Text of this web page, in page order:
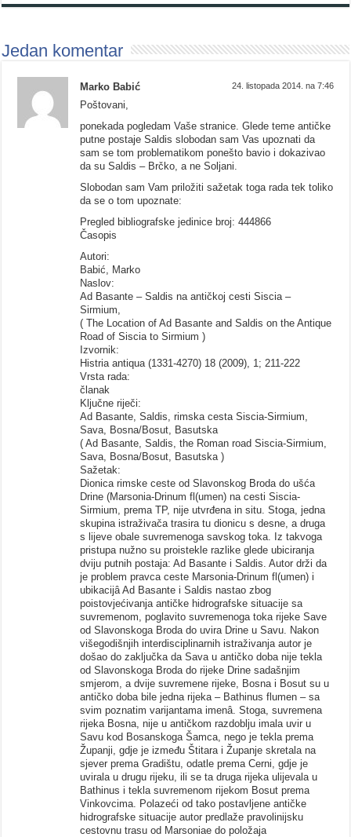
Jedan komentar
Marko Babić 24. listopada 2014. na 7:46
Poštovani,
ponekada pogledam Vaše stranice. Glede teme antičke
putne postaje Saldis slobodan sam Vas upoznati da
sam se tom problematikom ponešto bavio i dokazivao
da su Saldis – Brčko, a ne Soljani.
Slobodan sam Vam priložiti sažetak toga rada tek toliko
da se o tom upoznate:
Pregled bibliografske jedinice broj: 444866
Časopis
Autori:
Babić, Marko
Naslov:
Ad Basante – Saldis na antičkoj cesti Siscia –
Sirmium,
( The Location of Ad Basante and Saldis on the Antique
Road of Siscia to Sirmium )
Izvornik:
Histria antiqua (1331-4270) 18 (2009), 1; 211-222
Vrsta rada:
članak
Ključne riječi:
Ad Basante, Saldis, rimska cesta Siscia-Sirmium,
Sava, Bosna/Bosut, Basutska
( Ad Basante, Saldis, the Roman road Siscia-Sirmium,
Sava, Bosna/Bosut, Basutska )
Sažetak:
Dionica rimske ceste od Slavonskog Broda do ušća
Drine (Marsonia-Drinum fl(umen) na cesti Siscia-
Sirmium, prema TP, nije utvrđena in situ. Stoga, jedna
skupina istraživača trasira tu dionicu s desne, a druga
s lijeve obale suvremenoga savskog toka. Iz takvoga
pristupa nužno su proistekle razlike glede ubiciranja
dviju putnih postaja: Ad Basante i Saldis. Autor drži da
je problem pravca ceste Marsonia-Drinum fl(umen) i
ubikacijâ Ad Basante i Saldis nastao zbog
poistovjećivanja antičke hidrografske situacije sa
suvremenom, poglavito suvremenoga toka rijeke Save
od Slavonskoga Broda do uvira Drine u Savu. Nakon
višegodišnjih interdisciplinarnih istraživanja autor je
došao do zaključka da Sava u antičko doba nije tekla
od Slavonskoga Broda do rijeke Drine sadašnjim
smjerom, a dvije suvremene rijeke, Bosna i Bosut su u
antičko doba bile jedna rijeka – Bathinus flumen – sa
svim poznatim varijantama imenâ. Stoga, suvremena
rijeka Bosna, nije u antičkom razdoblju imala uvir u
Savu kod Bosanskoga Šamca, nego je tekla prema
Županji, gdje je između Štitara i Županje skretala na
sjever prema Gradištu, odatle prema Cerni, gdje je
uvirala u drugu rijeku, ili se ta druga rijeka ulijevala u
Bathinus i tekla suvremenom rijekom Bosut prema
Vinkovcima. Polazeći od tako postavljene antičke
hidrografske situacije autor predlaže pravolinijsku
cestovnu trasu od Marsoniae do položaja